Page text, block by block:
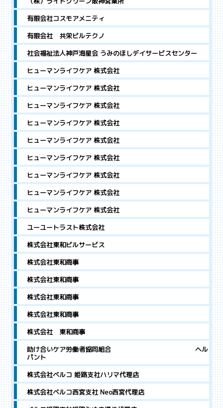
有限会社コスモアメニティ
有限会社 共栄ビルテクノ
社会福祉法人神戸海星会 うみのほしデイサービスセンター
ヒューマンライフケア 株式会社
ヒューマンライフケア 株式会社
ヒューマンライフケア 株式会社
ヒューマンライフケア 株式会社
ヒューマンライフケア 株式会社
ヒューマンライフケア 株式会社
ヒューマンライフケア 株式会社
ヒューマンライフケア 株式会社
ヒューマンライフケア 株式会社
ユーユートラスト株式会社
株式会社東和ビルサービス
株式会社東和商事
株式会社東和商事
株式会社東和商事
株式会社東和商事
株式会社 東和商事
助け合いケア労働者協同組合 ヘル
パント
株式会社ベルコ 姫路支社ハリマ代理店
株式会社ベルコ西宮支社 Neo西宮代理店